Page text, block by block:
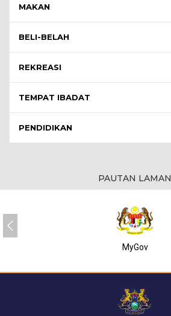
MAKAN
BELI-BELAH
REKREASI
TEMPAT IBADAT
PENDIDIKAN
PAUTAN LAMAN
SUKJ